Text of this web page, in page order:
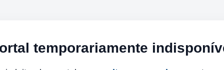
temporariamente